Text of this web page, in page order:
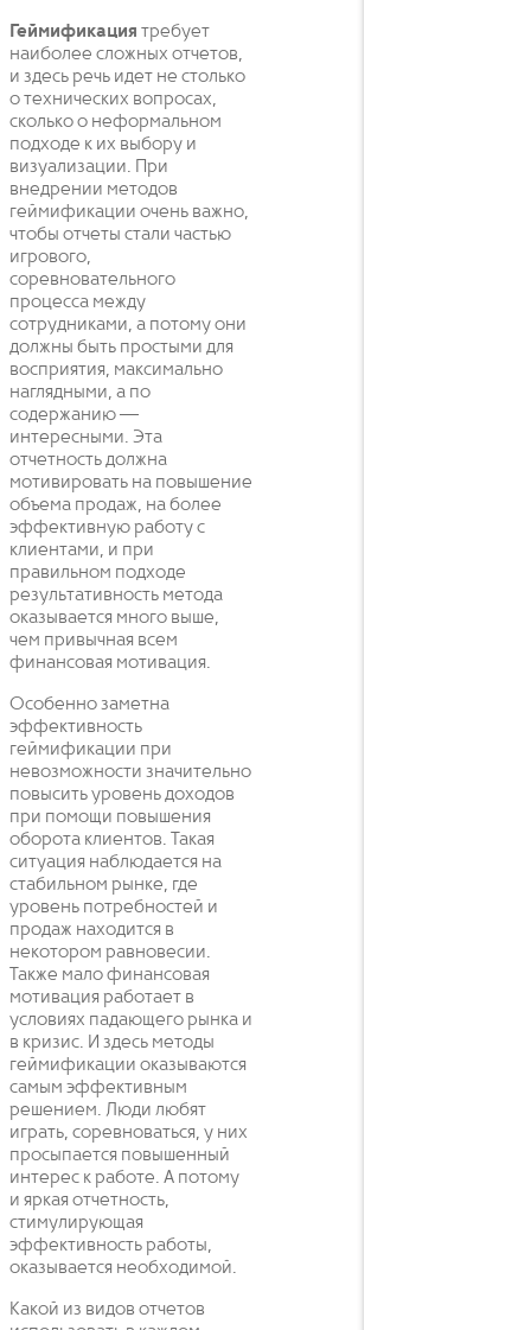
Геймификация требует
наиболее сложных отчетов,
и здесь речь идет не столько
о технических вопросах,
сколько о неформальном
подходе к их выбору и
визуализации. При
внедрении методов
геймификации очень важно,
чтобы отчеты стали частью
игрового,
соревновательного
процесса между
сотрудниками, а потому они
должны быть простыми для
восприятия, максимально
наглядными, а по
содержанию —
интересными. Эта
отчетность должна
мотивировать на повышение
объема продаж, на более
эффективную работу с
клиентами, и при
правильном подходе
результативность метода
оказывается много выше,
чем привычная всем
финансовая мотивация.
Особенно заметна
эффективность
геймификации при
невозможности значительно
повысить уровень доходов
при помощи повышения
оборота клиентов. Такая
ситуация наблюдается на
стабильном рынке, где
уровень потребностей и
продаж находится в
некотором равновесии.
Также мало финансовая
мотивация работает в
условиях падающего рынка и
в кризис. И здесь методы
геймификации оказываются
самым эффективным
решением. Люди любят
играть, соревноваться, у них
просыпается повышенный
интерес к работе. А потому
и яркая отчетность,
стимулирующая
эффективность работы,
оказывается необходимой.
Какой из видов отчетов